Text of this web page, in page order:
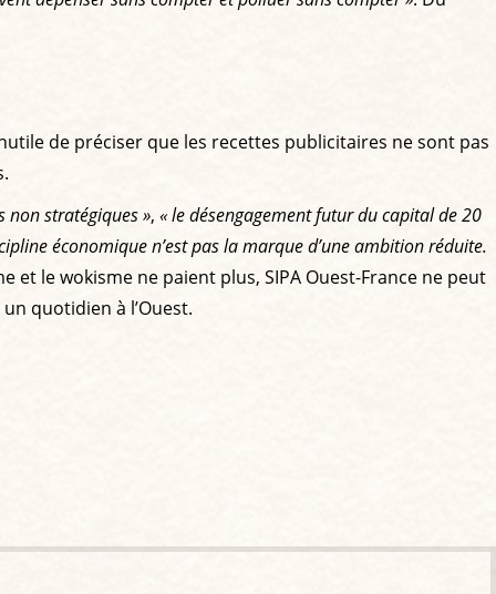
de préciser que les recettes publicitaires ne sont pas
non stratégiques », « le désengagement futur du capital de 20
économique n’est pas la marque d’une ambition réduite.
et le wokisme ne paient plus, SIPA Ouest-France ne peut
quotidien à l’Ouest.